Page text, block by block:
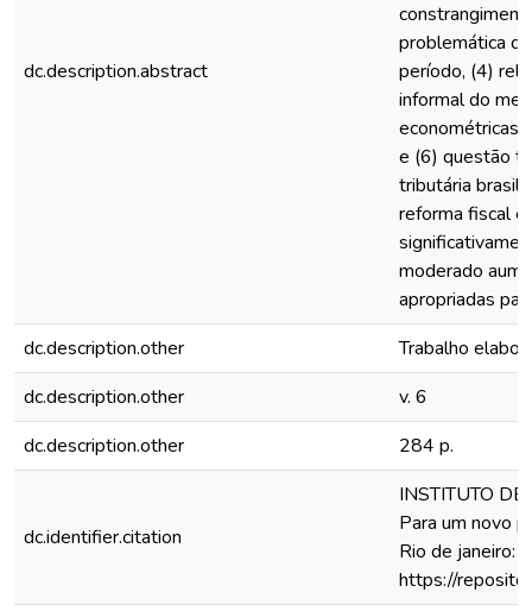
dc.description.abstract
problemática
período, (4)
informal do
econométricas
e (6) questão
tributária
reforma fiscal
moderado
apropriadas
dc.description.other
Trabalho
dc.description.other
v. 6
dc.description.other
284 p.
dc.identifier.citation
INSTITUTO
Para um novo
Rio de janeiro:
https://